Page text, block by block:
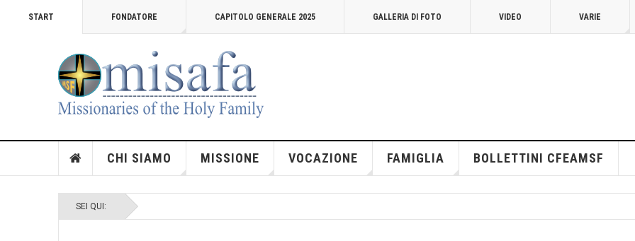
START FONDATORE CAPITOLO GENERALE 2025 GALLERIA DI FOTO VIDEO VARIE
CHI SIAMO MISSIONE VOCAZIONE FAMIGLIA BOLLETTINI CFEAMSF
SEI QUI: